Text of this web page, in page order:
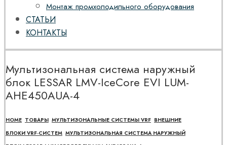
Монтаж промхолодильного оборудования
СТАТЬИ
КОНТАКТЫ
Мультизональная система наружный
блок LESSAR LMV-IceCore EVI LUM-
AHE450AUA-4
HOME ТОВАРЫ МУЛЬТИЗОНАЛЬНЫЕ СИСТЕМЫ VRF ВНЕШНИЕ
БЛОКИ VRF-СИСТЕМ МУЛЬТИЗОНАЛЬНАЯ СИСТЕМА НАРУЖНЫЙ